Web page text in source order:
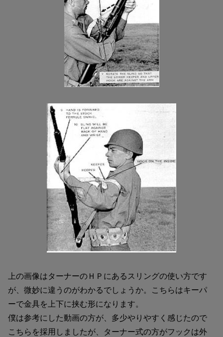
上の画像はターナーのＨＰにあるスリングの使い方です
が、微妙に違うのがわかるでしょうか。こちらはキーパ
ーで金具を上下に挟む形になります。
僕は参考にした動画の方が、多少やりやすく感じたので
こちらを採用しましたが、ターナー式の方がフックは外